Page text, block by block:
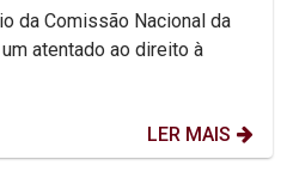
da Comissão Nacional da
atentado ao direito à
LER MAIS